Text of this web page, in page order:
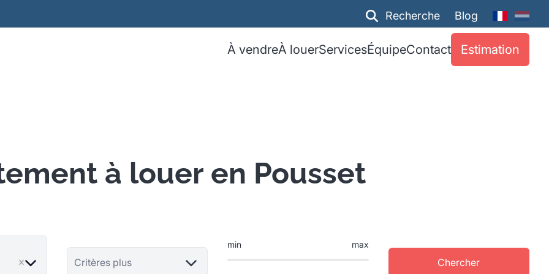
Recherche Blog
À vendreÀ louerServicesÉquipeContact Estimation
à louer en Pousset
Critères plus
min max
Chercher